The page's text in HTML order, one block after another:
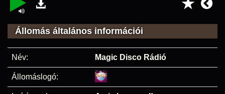
Állomás általános információi
Név: Magic Disco Rádió
Állomáslogó: